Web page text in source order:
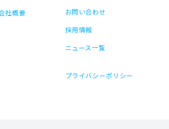
社概要
お問い合わせ
採用情報
ニュース一覧
プライバシーポリシー